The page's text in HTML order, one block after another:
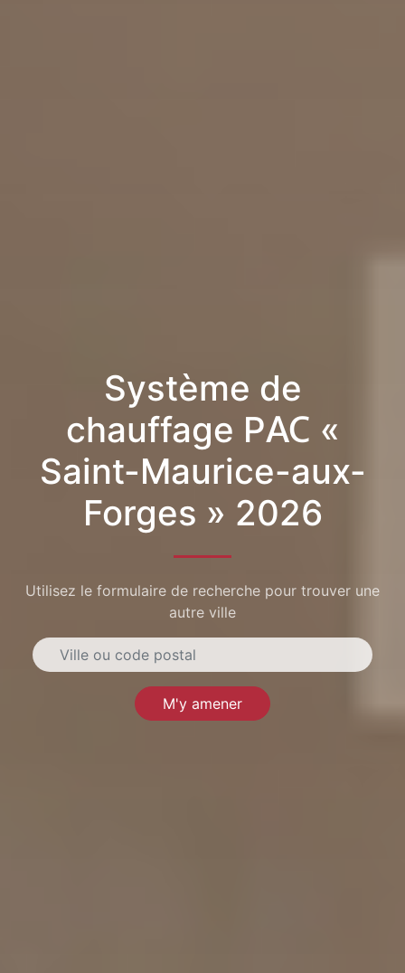
Système de
chauffage PAC «
Saint-Maurice-aux-
Forges » 2026
Utilisez le formulaire de recherche pour trouver une
autre ville
M'y amener